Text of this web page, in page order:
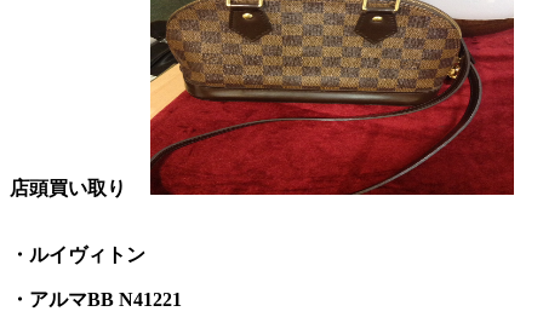
店頭買い取り
・ルイヴィトン
・アルマBB N41221